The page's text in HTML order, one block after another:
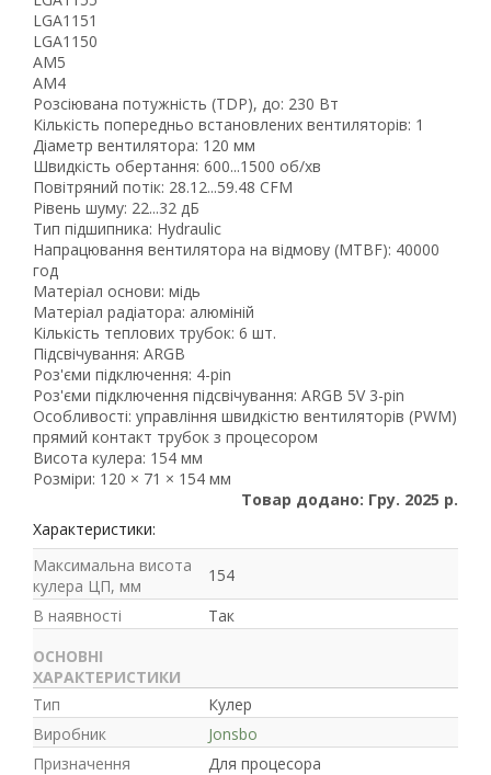
Рейтинг EXE.ua:4.6
974
90
19
LGA1151
LGA1150
AM5
AM4
Розсіювана потужність (TDP), до: 230 Вт
Кількість попередньо встановлених вентиляторів: 1
Діаметр вентилятора: 120 мм
Швидкість обертання: 600...1500 об/хв
Повітряний потік: 28.12...59.48 CFM
Рівень шуму: 22...32 дБ
Тип підшипника: Hydraulic
Напрацювання вентилятора на відмову (MTBF): 40000
год
Матеріал основи: мідь
Матеріал радіатора: алюміній
Кількість теплових трубок: 6 шт.
Підсвічування: ARGB
Роз'єми підключення: 4-pin
Роз'єми підключення підсвічування: ARGB 5V 3-pin
Особливості: управління швидкістю вентиляторів (PWM)
прямий контакт трубок з процесором
Висота кулера: 154 мм
Розміри: 120 × 71 × 154 мм
Товар додано: Гру. 2025 р.
Характеристики:
Максимальна висота
кулера ЦП, мм
154
В наявності
Так
ОСНОВНІ
ХАРАКТЕРИСТИКИ
Тип
Кулер
Виробник
Jonsbo
Призначення
Для процесора